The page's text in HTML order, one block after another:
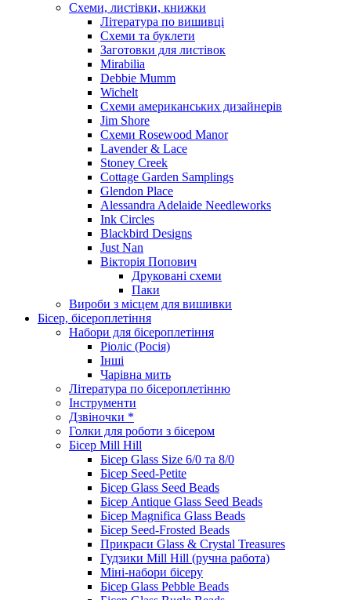
Схеми, листівки, книжки
Література по вишивці
Схеми та буклети
Заготовки для листівок
Mirabilia
Debbie Mumm
Wichelt
Схеми американських дизайнерів
Jim Shore
Cхеми Rosewood Manor
Lavender & Lace
Stoney Creek
Cottage Garden Samplings
Glendon Place
Alessandra Adelaide Needleworks
Ink Circles
Blackbird Designs
Just Nan
Вікторія Попович
Друковані схеми
Паки
Вироби з місцем для вишивки
Бісер, бісероплетіння
Набори для бісероплетіння
Ріоліс (Росія)
Інші
Чарівна мить
Література по бісероплетінню
Інструменти
Дзвіночки *
Голки для роботи з бісером
Бісер Mill Hill
Бісер Glass Size 6/0 та 8/0
Бісер Seed-Petite
Бісер Glass Seed Beads
Бісер Antique Glass Seed Beads
Бісер Magnifica Glass Beads
Бісер Seed-Frosted Beads
Прикраси Glass & Crystal Treasures
Гудзики Mill Hill (ручна работа)
Міні-набори бісеру
Бісер Glass Pebble Beads